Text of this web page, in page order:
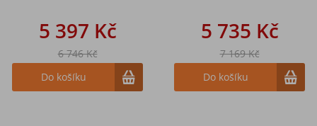
5 397 Kč
6 746 Kč
Do košíku
5 735 Kč
7 169 Kč
Do košíku